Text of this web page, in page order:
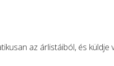
az árlistáiból, és